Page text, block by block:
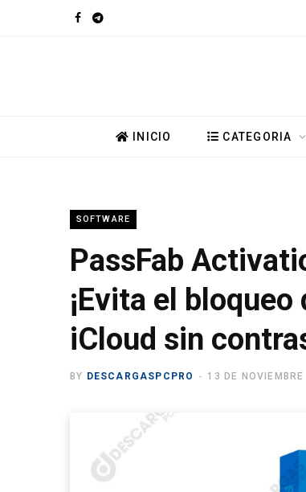
F
o
k
T
a
m
INICIO CATEGORIA
SOFTWARE
PassFab
¡Evita el
iCloud sin
BY DESCARGASPCPRO 13 DE